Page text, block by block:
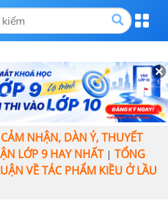
NHẬN, DÀN Ý, THUYẾT
LỚP 9 HAY NHẤT| TỔNG
VỀ TÁC PHẨM KIỀU Ở LẦU